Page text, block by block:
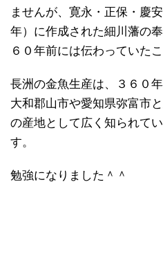
ませんが、寛永・正保・慶
年）に作成された細川藩の
６０年前には伝わっていた
長洲の金魚生産は、３６０
大和郡山市や愛知県弥富市
の産地として広く知られて
す。
勉強になりました＾＾